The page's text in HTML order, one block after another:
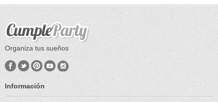
Organiza tus sueños
Información